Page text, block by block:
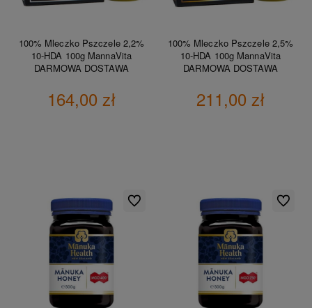
100% Mleczko Pszczele 2,2%
10-HDA 100g MannaVita
DARMOWA DOSTAWA
164,00 zł
100% Mleczko Pszczele 2,5%
10-HDA 100g MannaVita
DARMOWA DOSTAWA
211,00 zł
Do ulubionych Do